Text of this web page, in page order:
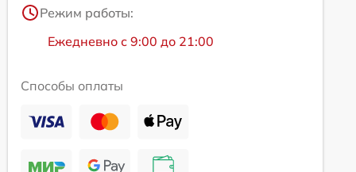
Режим работы:
Ежедневно с 9:00 до 21:00
Способы оплаты